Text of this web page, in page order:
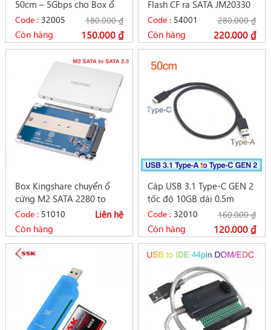
50cm – 5Gbps cho Box ổ
cứng cắm ngoài
180.000₫
150.000₫
Code :32005
Còn hàng
Flash CF ra SATA JM20330
chip
280.000₫
220.000₫
Code : 54001
Còn hàng
Box Kingshare chuyển ổ
cứng M2 SATA 2280 to
SATA 2.5 vỏ nhôm
Liên hệ
Code : 51010
Còn hàng
Cáp USB 3.1 Type-C GEN 2
tốc độ 10GB dài 0.5m
Type-A sang Type-C160.000₫
120.000₫
Code :32010
Còn hàng